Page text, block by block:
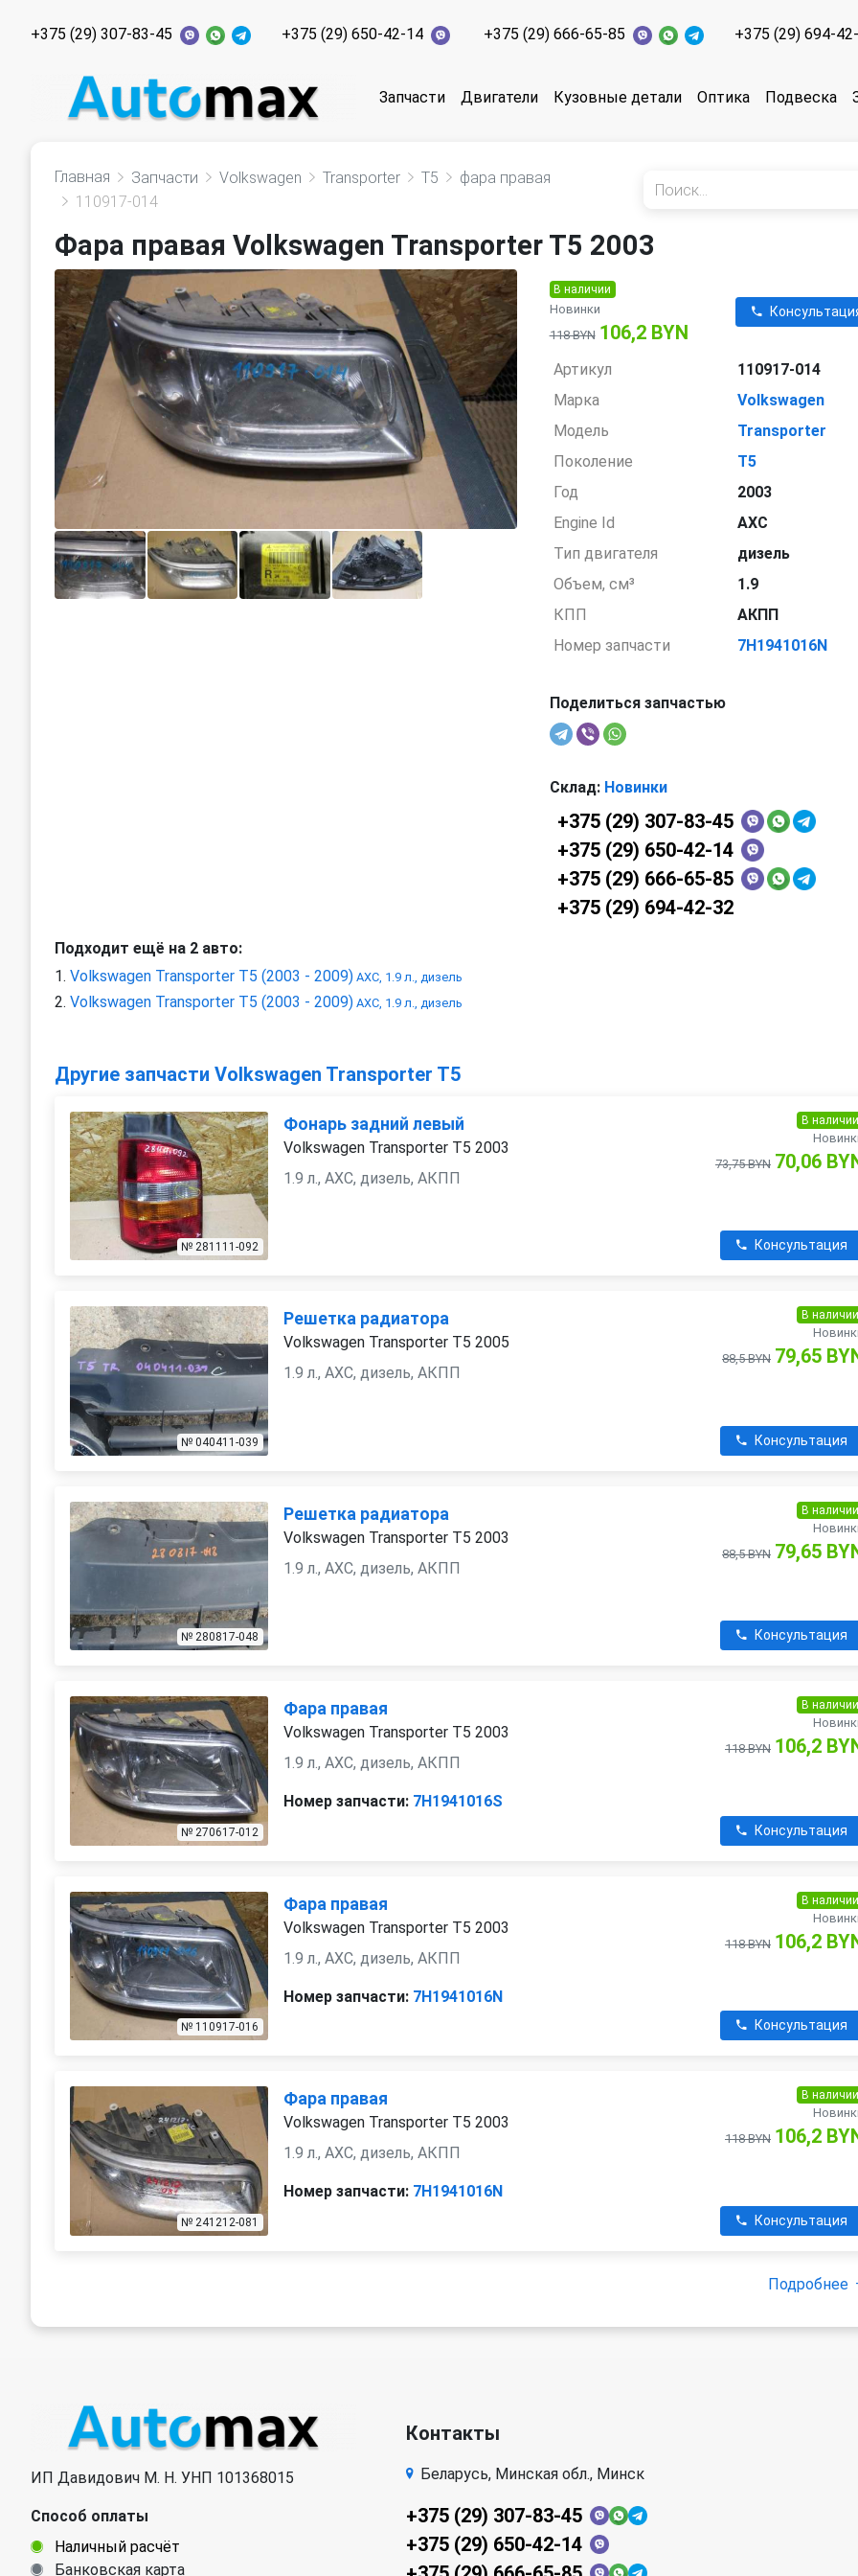
+375 (29) 307-83-45 +375 (29) 650-42-14 +375 (29) 666-65-85 +375 (29) 694-
Запчасти Двигатели Кузовные детали Оптика Подвеска
Главная Запчасти Volkswagen Transporter T5
фара правая
110917-014
Фара правая Volkswagen Transporter T5 2003
В наличии
Новинки
118 BYN 106,2 BYN
Артикул
110917-014
Марка
Volkswagen
Модель
Transporter
Поколение
T5
Год
2003
Engine Id
AXC
Тип двигателя
дизель
Объем, см³
1.9
КПП
АКПП
Номер запчасти
7H1941016N
Поделиться запчастью
Склад: Новинки
+375 (29) 307-83-45
+375 (29) 650-42-14
+375 (29) 666-65-85
+375 (29) 694-42-32
Подходит ещё на 2 авто:
Volkswagen Transporter T5 (2003 - 2009) AXC, 1.9 л., дизель
Volkswagen Transporter T5 (2003 - 2009) AXC, 1.9 л., дизель
Другие запчасти Volkswagen Transporter T5
№ 281111-092
Фонарь задний левый
Volkswagen Transporter T5 2003
1.9 л., AXC, дизель, АКПП
В наличии
73,75 BYN 70,06
Консультация
№ 040411-039
Решетка радиатора
Volkswagen Transporter T5 2005
1.9 л., AXC, дизель, АКПП
В наличии
88,5 BYN 79,65
Консультация
№ 280817-048
Решетка радиатора
Volkswagen Transporter T5 2003
1.9 л., AXC, дизель, АКПП
В наличии
88,5 BYN 79,65
Консультация
№ 270617-012
Фара правая
Volkswagen Transporter T5 2003
1.9 л., AXC, дизель, АКПП
Номер запчасти: 7H1941016S
В наличии
118 BYN 106,2
Консультация
№ 110917-016
Фара правая
Volkswagen Transporter T5 2003
1.9 л., AXC, дизель, АКПП
Номер запчасти: 7H1941016N
В наличии
118 BYN 106,2
Консультация
№ 241212-081
Фара правая
Volkswagen Transporter T5 2003
1.9 л., AXC, дизель, АКПП
Номер запчасти: 7H1941016N
В наличии
118 BYN 106,2
Консультация
Подробнее
ИП Давидович М. Н. УНП 101368015
Способ оплаты
Наличный расчёт
Банковская карта
Контакты
Беларусь, Минская обл., Минск
+375 (29) 307-83-45
+375 (29) 650-42-14